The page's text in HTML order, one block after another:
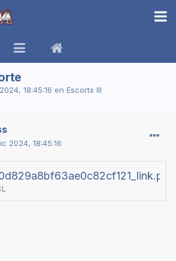
18:45:16 en Escorts III
2024, 18:45:16